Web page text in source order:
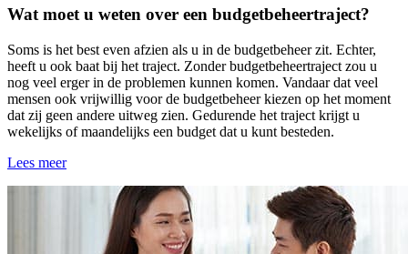
Wat moet u weten over een budgetbeheertraject?
Soms is het best even afzien als u in de budgetbeheer zit. Echter,
heeft u ook baat bij het traject. Zonder budgetbeheertraject zou u
nog veel erger in de problemen kunnen komen. Vandaar dat veel
mensen ook vrijwillig voor de budgetbeheer kiezen op het moment
dat zij geen andere uitweg zien. Gedurende het traject krijgt u
wekelijks of maandelijks een budget dat u kunt besteden.
Lees meer